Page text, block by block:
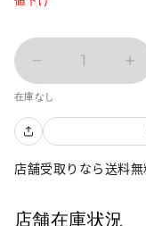
1
在庫なし
店舗受取りなら送料無
店舗在庫状況